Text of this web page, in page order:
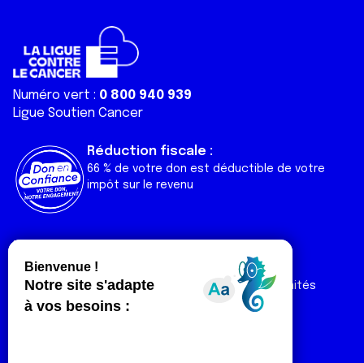
Numéro vert : 0 800 940 939
Ligue Soutien Cancer
Réduction fiscale :
66 % de votre don est déductible de votre
impôt sur le revenu
Liens utiles
Nos actualités
Nos publications
Contact
Espace Ligue & comités
Espace chercheur